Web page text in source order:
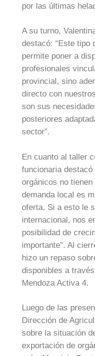
por las últimas
A su turno,
destacó: “Este tipo
permite poner a
profesionales
provincial, sino
directo con
son sus
posteriores
sector”.
En cuanto al taller
funcionaria destacó
orgánicos no
demanda local es
oferta. Si a esto le
internacional, nos
posibilidad de
importante”. Al
hizo un repaso
disponibles a
Mendoza Activa 4.
Luego de las
Dirección de
sobre la situación
exportación de